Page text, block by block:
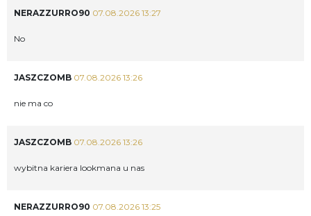
NERAZZURRO90 07.08.2026 13:27
No
JASZCZOMB 07.08.2026 13:26
nie ma co
JASZCZOMB 07.08.2026 13:26
wybitna kariera lookmana u nas
NERAZZURRO90 07.08.2026 13:25